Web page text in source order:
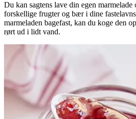
Du kan sagtens lave din egen marmelade
forskellige frugter og bær i dine
marmeladen bagefast, kan du koge den
rørt ud i lidt vand.